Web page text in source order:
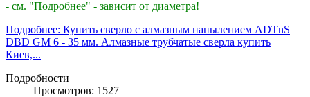
- см. "Подробнее" - зависит от диаметра!
Подробнее: Купить сверло с алмазным напылением ADTnS
DBD GM 6 - 35 мм. Алмазные трубчатые сверла купить
Киев,...
Подробности
Просмотров: 1527